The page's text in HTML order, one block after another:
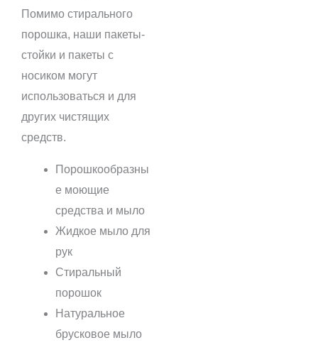
Помимо стирального
порошка, наши пакеты-
стойки и пакеты с
носиком могут
использоваться и для
других чистящих
средств.
Порошкообразны
е моющие
средства и мыло
Жидкое мыло для
рук
Стиральный
порошок
Натуральное
брусковое мыло